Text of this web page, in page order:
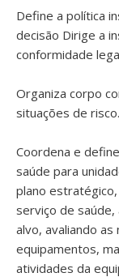
Define a política
decisão Dirige a
conformidade
Organiza corpo
situações de risco.
Coordena e
saúde para
plano
serviço de saúde,
alvo, avaliando
equipamentos,
atividades da